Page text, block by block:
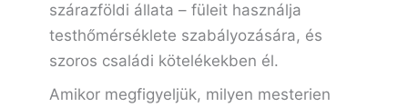
szárazföldi állata – füleit használja
testhőmérséklete szabályozására, és
szoros családi kötelékekben él.
Amikor megfigyeljük, milyen mesterien